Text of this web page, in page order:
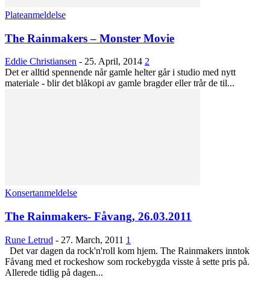
Plateanmeldelse
The Rainmakers – Monster Movie
Eddie Christiansen - 25. April, 2014 2
Det er alltid spennende når gamle helter går i studio med nytt
materiale - blir det blåkopi av gamle bragder eller trår de til...
Konsertanmeldelse
The Rainmakers- Fåvang, 26.03.2011
Rune Letrud - 27. March, 2011 1
Det var dagen da rock'n'roll kom hjem. The Rainmakers inntok
Fåvang med et rockeshow som rockebygda visste å sette pris på.
Allerede tidlig på dagen...